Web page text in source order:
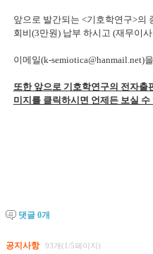
앞으로 발간되는 <기호학연구>의
회비(3만원) 납부 하시고 (재무이
이메일(k-semiotica@hanmail.net)
또한 앞으로 기호학연구의 전자출
미지를 클릭하시면 언제든 보실 수
댓글 0개
공지사항 93개(1/5페이지)